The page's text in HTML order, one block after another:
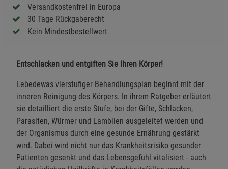
Versandkostenfrei in Europa
30 Tage Rückgaberecht
Kein Mindestbestellwert
Entschlacken und entgiften Sie Ihren Körper!
Lebedewas vierstufiger Behandlungsplan beginnt mit der
inneren Reinigung des Körpers. In ihrem Ratgeber erläutert
sie detailliert die erste Stufe, bei der Gifte, Schlacken,
Parasiten, Würmer und Lamblien ausgeleitet werden und
der Organismus durch eine gesunde Ernährung gestärkt
wird. Dabei wird nicht nur das Krankheitsrisiko gesunder
Patienten gesenkt und das Lebensgefühl vitalisiert - auch